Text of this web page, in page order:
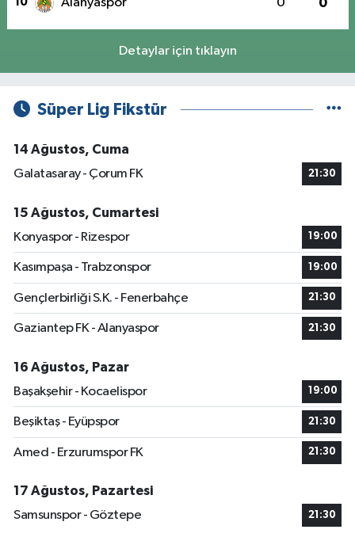
Alanyaspor 0 0
Detaylar için tıklayın
Süper Lig Fikstür
14 Ağustos, Cuma
Galatasaray - Çorum FK
21:30
15 Ağustos, Cumartesi
Konyaspor - Rizespor
19:00
Kasımpaşa - Trabzonspor 19:00
Gençlerbirliği S.K. - Fenerbahçe 21:30
Gaziantep FK - Alanyaspor 21:30
16 Ağustos, Pazar
Başakşehir - Kocaelispor
19:00
Beşiktaş - Eyüpspor 21:30
Amed - Erzurumspor FK 21:30
17 Ağustos, Pazartesi
Samsunspor - Göztepe
21:30